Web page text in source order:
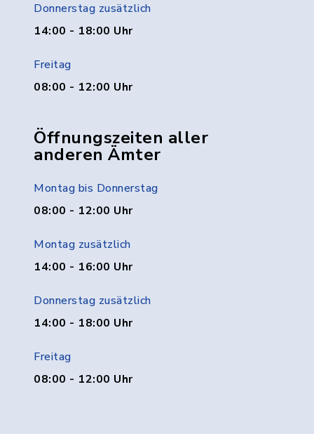
Donnerstag zusätzlich
14:00 - 18:00 Uhr
Freitag
08:00 - 12:00 Uhr
Öffnungszeiten aller
anderen Ämter
Montag bis Donnerstag
08:00 - 12:00 Uhr
Montag zusätzlich
14:00 - 16:00 Uhr
Donnerstag zusätzlich
14:00 - 18:00 Uhr
Freitag
08:00 - 12:00 Uhr